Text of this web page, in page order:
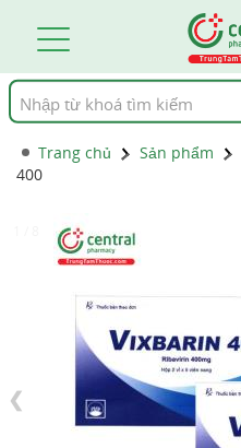
Tìm
kiếm
Trang chủ Sản phẩm
400
❮